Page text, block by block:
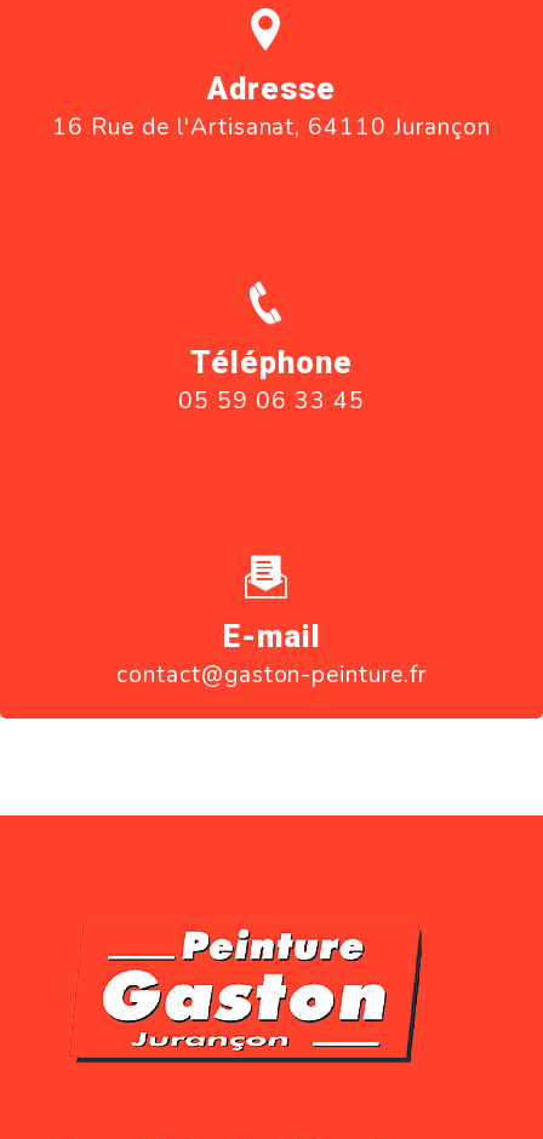
Adresse
16 Rue de l'Artisanat, 64110 Jurançon
Téléphone
05 59 06 33 45
E-mail
contact@gaston-peinture.fr